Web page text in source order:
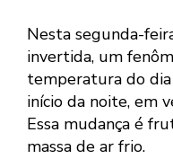
Nesta segunda-
invertida, um
temperatura do
início da noite, em
Essa mudança é
massa de ar frio.